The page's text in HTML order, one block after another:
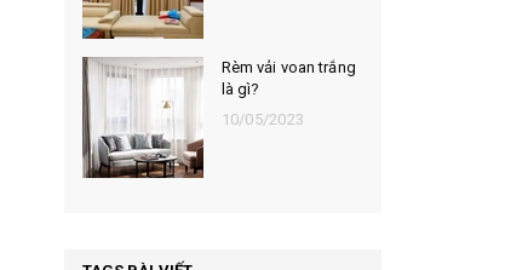
Rèm vải voan trắng
là gì?
10/05/2023